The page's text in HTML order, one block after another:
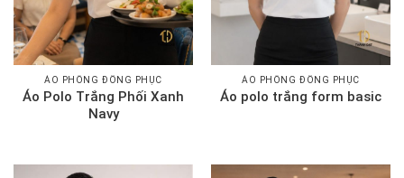
ÁO PHÔNG ĐỒNG PHỤC
Áo Polo Trắng Phối Xanh
Navy
ÁO PHÔNG ĐỒNG PHỤC
Áo polo trắng form basic